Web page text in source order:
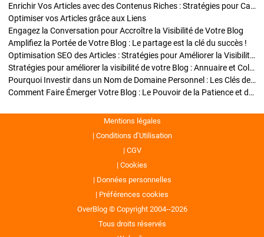
Enrichir Vos Articles avec des Contenus Riches : Stratégies pour Captiver et Optimiser
Optimiser vos Articles grâce aux Liens
Engagez la Conversation pour Accroître la Visibilité de Votre Blog
Amplifiez la Portée de Votre Blog : Le partage est la clé du succès !
Optimisation SEO des Articles : Stratégies pour Améliorer la Visibilité de Votre Blog
Stratégies pour améliorer la visibilité de votre Blog : Annuaire et Collaborations
Pourquoi Investir dans un Nom de Domaine Personnel : Les Clés de la Réussite de Votre Blog
Comment Faire Émerger Votre Blog : Le Pouvoir de la Patience et de la Persévérance
Mentions légales
Conditions d’Utilisation
CGV
Cookies
Données personnelles
Préférences cookies
OverBlog © Copyright 2004--2026
Tous droits réservés